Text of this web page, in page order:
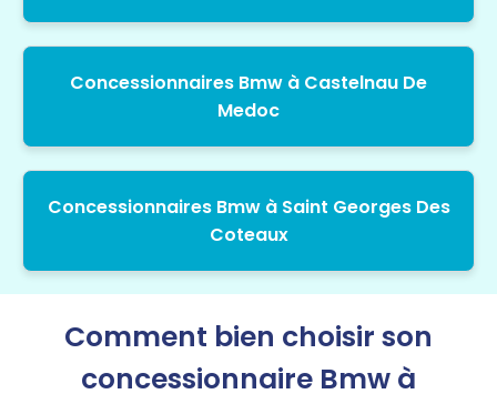
Concessionnaires Bmw à Castelnau De
Medoc
Concessionnaires Bmw à Saint Georges Des
Coteaux
Comment bien choisir son
concessionnaire Bmw à